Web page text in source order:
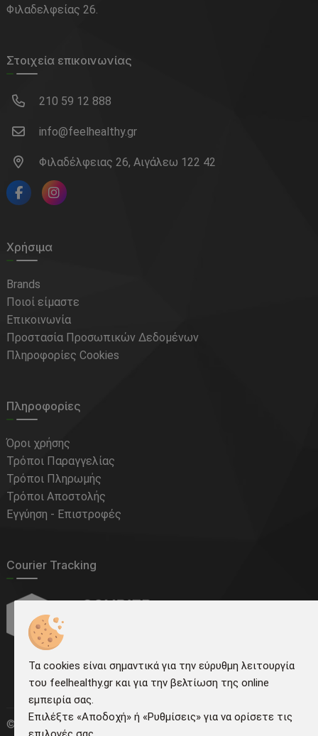
Φιλαδελφείας 26.
Στοιχεία επικοινωνίας
210 59 12 888
info@feelhealthy.gr
Φιλαδέλφειας 26, Αιγάλεω 122 42
Χρήσιμα
Brands
Ποιοί είμαστε
Επικοινωνία
Προστασία Προσωπικών Δεδομένων
Πληροφορίες Cookies
Πληροφορίες
Όροι χρήσης
Τρόποι Παραγγελίας
Τρόποι Πληρωμής
Τρόποι Αποστολής
Εγγύηση - Επιστροφές
Courier Tracking
© 2026feelhealthy.gr | Κατασκευή ιστοσελίδων -
Τα cookies είναι σημαντικά για την εύρυθμη λειτουργία
του feelhealthy.gr και για την βελτίωση της online
εμπειρία σας.
Επιλέξτε «Αποδοχή» ή «Ρυθμίσεις» για να ορίσετε τις